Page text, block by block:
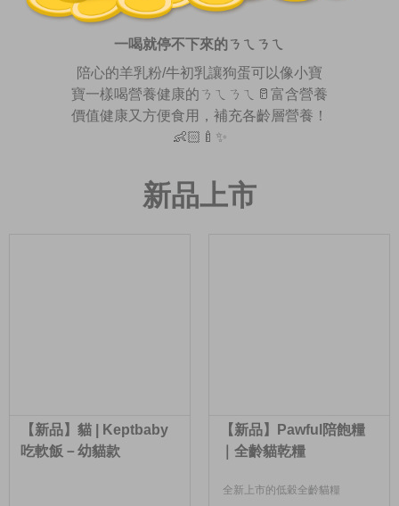
一喝就停不下來的ㄋㄟㄋㄟ
陪心的羊乳粉/牛初乳讓狗蛋可以像小寶
寶一樣喝營養健康的ㄋㄟㄋㄟ🥛富含營養
價值健康又方便食用，補充各齡層營養！
👶🏻🍼✨
新品上市
【新品】貓 | Keptbaby
吃軟飯－幼貓款
【新品】Pawful陪飽糧
｜全齡貓乾糧
全新上市的低穀全齡貓糧